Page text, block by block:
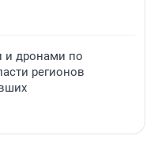
и дронами по
регионов